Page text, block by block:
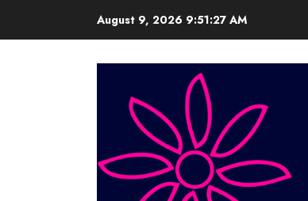
August 9, 2026 9:51:28 AM